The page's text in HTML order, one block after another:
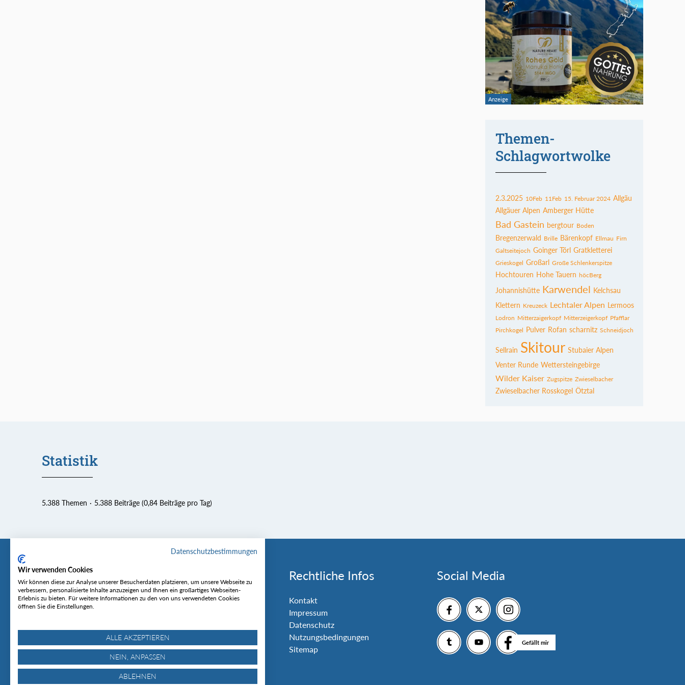
Themen-
Schlagwortwolke
2.3.2025 10Feb 11Feb 15. Februar 2024 Allgäu
Allgäuer Alpen Amberger Hütte
Bad Gastein bergtour Boden
Bregenzerwald Brille Bärenkopf Ellmau Firn
Galtseitejoch Goinger Törl Gratkletterei
Grieskogel Großarl Große Schlenkerspitze
Hochtouren Hohe Tauern höcBerg
Johannishütte Karwendel Kelchsau
Klettern Kreuzeck Lechtaler Alpen Lermoos
Lodron Mitterzaigerkopf Mitterzeigerkopf Pfafflar
Pirchkogel Pulver Rofan scharnitz Schneidjoch
Sellrain Skitour Stubaier Alpen
Venter Runde Wettersteingebirge
Wilder Kaiser Zugspitze Zwieselbacher
Zwieselbacher Rosskogel Ötztal
Statistik
5.388 Themen 5.388 Beiträge (0,84 Beiträge pro Tag)
Tourentipp
Über uns
Wetter & Lawinenlage
Rechtliche Infos
Kontakt
Impressum
Datenschutz
Nutzungsbedingungen
Sitemap
Social Media
Gefällt mir
Datenschutzbestimmungen
Wir verwenden Cookies
Wir können diese zur Analyse unserer Besucherdaten platzieren, um unsere Webseite zu
verbessern, personalisierte Inhalte anzuzeigen und Ihnen ein großartiges Webseiten-
Erlebnis zu bieten. Für weitere Informationen zu den von uns verwendeten Cookies
öffnen Sie die Einstellungen.
ALLE AKZEPTIEREN
NEIN, ANPASSEN
ABLEHNEN